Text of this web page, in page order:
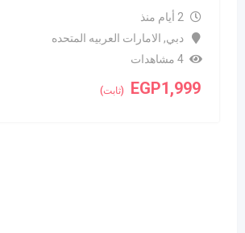
2 أيام منذ
دبي, الامارات العربيه المتحده
4 مشاهدات
EGP1,999 (ثابت)